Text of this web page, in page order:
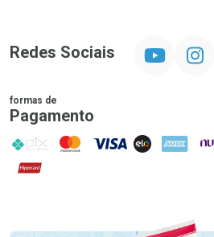
Redes Sociais
formas de
Pagamento
PIX MasterCard
VISA ELO AMEX
Hipercard
Promoção em